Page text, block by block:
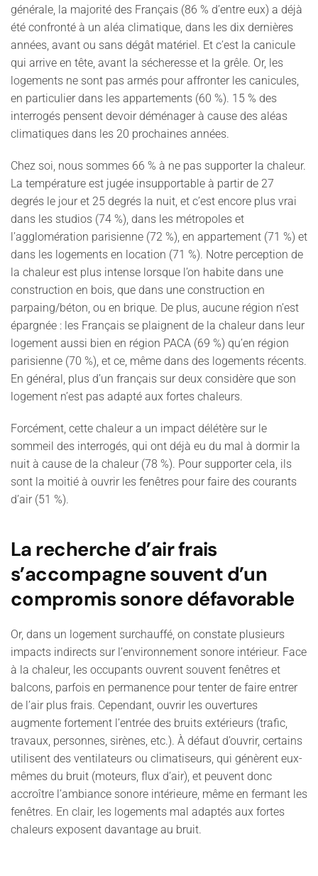
générale, la majorité des Français (86 % d’entre eux) a déjà
été confronté à un aléa climatique, dans les dix dernières
années, avant ou sans dégât matériel. Et c’est la canicule
qui arrive en tête, avant la sécheresse et la grêle. Or, les
logements ne sont pas armés pour affronter les canicules,
en particulier dans les appartements (60 %). 15 % des
interrogés pensent devoir déménager à cause des aléas
climatiques dans les 20 prochaines années.
Chez soi, nous sommes 66 % à ne pas supporter la chaleur.
La température est jugée insupportable à partir de 27
degrés le jour et 25 degrés la nuit, et c’est encore plus vrai
dans les studios (74 %), dans les métropoles et
l’agglomération parisienne (72 %), en appartement (71 %) et
dans les logements en location (71 %). Notre perception de
la chaleur est plus intense lorsque l’on habite dans une
construction en bois, que dans une construction en
parpaing/béton, ou en brique. De plus, aucune région n’est
épargnée : les Français se plaignent de la chaleur dans leur
logement aussi bien en région PACA (69 %) qu’en région
parisienne (70 %), et ce, même dans des logements récents.
En général, plus d’un français sur deux considère que son
logement n’est pas adapté aux fortes chaleurs.
Forcément, cette chaleur a un impact délétère sur le
sommeil des interrogés, qui ont déjà eu du mal à dormir la
nuit à cause de la chaleur (78 %). Pour supporter cela, ils
sont la moitié à ouvrir les fenêtres pour faire des courants
d’air (51 %).
La recherche d’air frais
s’accompagne souvent d’un
compromis sonore défavorable
Or, dans un logement surchauffé, on constate plusieurs
impacts indirects sur l’environnement sonore intérieur. Face
à la chaleur, les occupants ouvrent souvent fenêtres et
balcons, parfois en permanence pour tenter de faire entrer
de l’air plus frais. Cependant, ouvrir les ouvertures
augmente fortement l’entrée des bruits extérieurs (trafic,
travaux, personnes, sirènes, etc.). À défaut d’ouvrir, certains
utilisent des ventilateurs ou climatiseurs, qui génèrent eux-
mêmes du bruit (moteurs, flux d’air), et peuvent donc
accroître l’ambiance sonore intérieure, même en fermant les
fenêtres. En clair, les logements mal adaptés aux fortes
chaleurs exposent davantage au bruit.